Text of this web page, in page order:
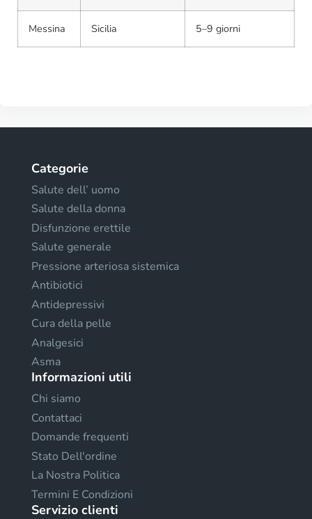
Messina Sicilia 5–9 giorni
Categorie
Salute dell’ uomo
Salute della donna
Disfunzione erettile
Salute generale
Pressione arteriosa sistemica
Antibiotici
Antidepressivi
Cura della pelle
Analgesici
Asma
Informazioni utili
Chi siamo
Contattaci
Domande frequenti
Stato Dell'ordine
La Nostra Politica
Termini E Condizioni
Servizio clienti